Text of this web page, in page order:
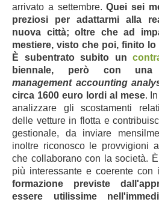
arrivato a settembre.Quei sei
preziosi per adattarmi alla
nuova città; oltre che ad
mestiere, visto che poi, finito lo
È subentrato subito un
biennale, però con una
management accounting
circa 1600 euro lordi al mese.
analizzare gli scostamenti
delle vetture in flotta e
gestionale, da inviare
inoltre riconosco le provvigioni
che collaborano con la società.
più interessante e coerente con
formazione previste
essere utilissime